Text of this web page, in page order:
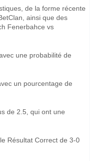
de la forme récente
ainsi que des
Fenerbahce vs
une probabilité de
un pourcentage de
de 2.5, qui ont une
Résultat Correct de 3-0